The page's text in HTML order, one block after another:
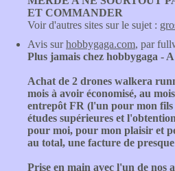
ET COMMANDER
Voir d'autres sites sur le sujet :
Avis surhobbygaga.com, par
Plus jamais chez hobbygaga -
Achat de 2 drones walkera
mois à avoir économisé, au
entrepôt FR (l'un pour mon fils
études supérieures et
pour moi, pour mon plaisir et
au total, une facture de
Prise en main avec l'un de nos